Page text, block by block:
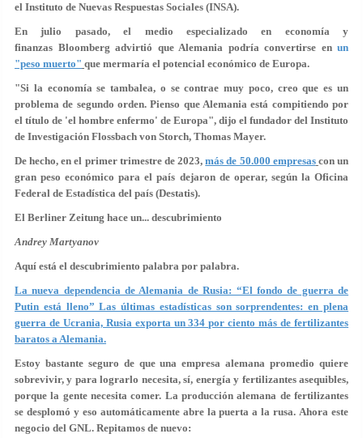
el Instituto de Nuevas Respuestas Sociales (INSA).
En julio pasado, el medio especializado en economía y
finanzas Bloomberg advirtió que Alemania podría convertirse en un
"peso muerto" que mermaría el potencial económico de Europa.
"Si la economía se tambalea, o se contrae muy poco, creo que es un
problema de segundo orden. Pienso que Alemania está compitiendo por
el título de 'el hombre enfermo' de Europa", dijo el fundador del Instituto
de Investigación Flossbach von Storch, Thomas Mayer.
De hecho, en el primer trimestre de 2023,más de 50.000 empresas con un
gran peso económico para el país dejaron de operar, según la Oficina
Federal de Estadística del país (Destatis).
El Berliner Zeitung hace un... descubrimiento
Andrey Martyanov
Aquí está el descubrimiento palabra por palabra.
La nueva dependencia de Alemania de Rusia: “El fondo de guerra de
Putin está lleno” Las últimas estadísticas son sorprendentes: en plena
guerra de Ucrania, Rusia exporta un 334 por ciento más de fertilizantes
baratos a Alemania.
Estoy bastante seguro de que una empresa alemana promedio quiere
sobrevivir, y para lograrlo necesita, sí, energía y fertilizantes asequibles,
porque la gente necesita comer. La producción alemana de fertilizantes
se desplomó y eso automáticamente abre la puerta a la rusa. Ahora este
negocio del GNL. Repitamos de nuevo: